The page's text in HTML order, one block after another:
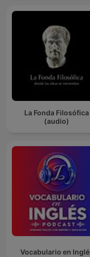
La Fonda Filosófica
(audio)
Vocabulario en